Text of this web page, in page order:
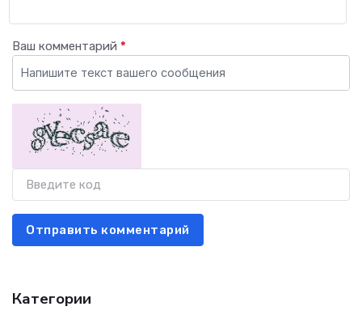
Ваш комментарий *
Отправить комментарий
Категории